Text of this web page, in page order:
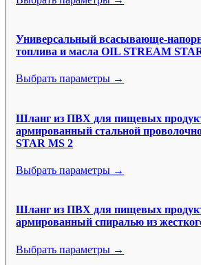
Универсальный всасывающе-
топлива и масла OIL STREAM
Выбрать параметры →
Шланг из ПВХ для пищевых
армированный стальной
STAR MS 2
Выбрать параметры →
Шланг из ПВХ для пищевых
армированный спиралью из
Выбрать параметры →